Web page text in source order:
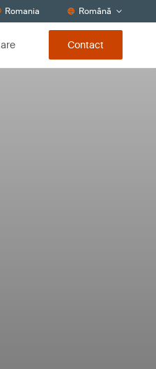
Romania Română
Contact